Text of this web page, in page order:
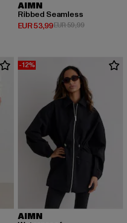
AIMN
Ribbed Seamless
EUR 53,99
Derzeitiger Preis: EUR 53,99
EUR 59,99Aktionspreis:
-12%
AIMN